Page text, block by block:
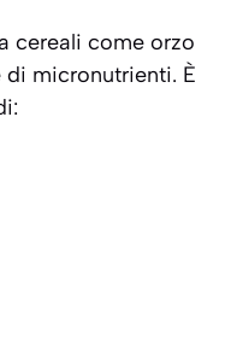
cereali come orzo
micronutrienti. È